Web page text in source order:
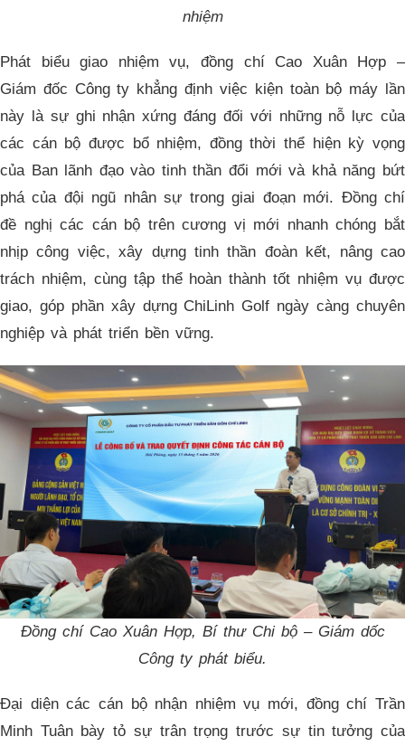
nhiệm
Phát biểu giao nhiệm vụ, đồng chí Cao Xuân Hợp –
Giám đốc Công ty khẳng định việc kiện toàn bộ máy lần
này là sự ghi nhận xứng đáng đối với những nỗ lực của
các cán bộ được bổ nhiệm, đồng thời thể hiện kỳ vọng
của Ban lãnh đạo vào tinh thần đổi mới và khả năng bứt
phá của đội ngũ nhân sự trong giai đoạn mới. Đồng chí
đề nghị các cán bộ trên cương vị mới nhanh chóng bắt
nhịp công việc, xây dựng tinh thần đoàn kết, nâng cao
trách nhiệm, cùng tập thể hoàn thành tốt nhiệm vụ được
giao, góp phần xây dựng ChiLinh Golf ngày càng chuyên
nghiệp và phát triển bền vững.
Đồng chí Cao Xuân Hợp, Bí thư Chi bộ – Giám dốc
Công ty phát biểu.
Đại diện các cán bộ nhận nhiệm vụ mới, đồng chí Trần
Minh Tuân bày tỏ sự trân trọng trước sự tin tưởng của